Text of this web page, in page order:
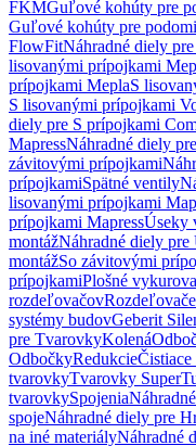
FKMGuľové kohúty pre
Guľové kohúty pre
FlowFitNáhradné diely
lisovanými prípojkami
prípojkami MeplaS
S lisovanými prípojkami
diely pre S prípojkami
MapressNáhradné diely
závitovými prípojkami
prípojkamiSpätné ventily
lisovanými prípojkami
prípojkami MapressÚseky
montážNáhradné diely
montážSo závitovými
prípojkamiPlošné
rozdeľovačov
systémy budovGeberit
pre TvarovkyKolená
OdbočkyRedukcie
tvarovkyTvarovky
tvarovkySpojenia
spojeNáhradné diely pre
na iné materiályNáhradné